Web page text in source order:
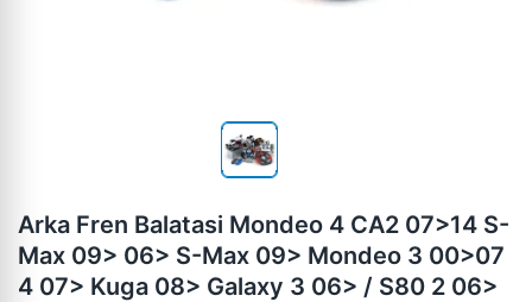
Arka Fren Balatasi Mondeo 4 CA2 07>14 S-
Max 09> 06> S-Max 09> Mondeo 3 00>07
4 07> Kuga 08> Galaxy 3 06> / S80 2 06>